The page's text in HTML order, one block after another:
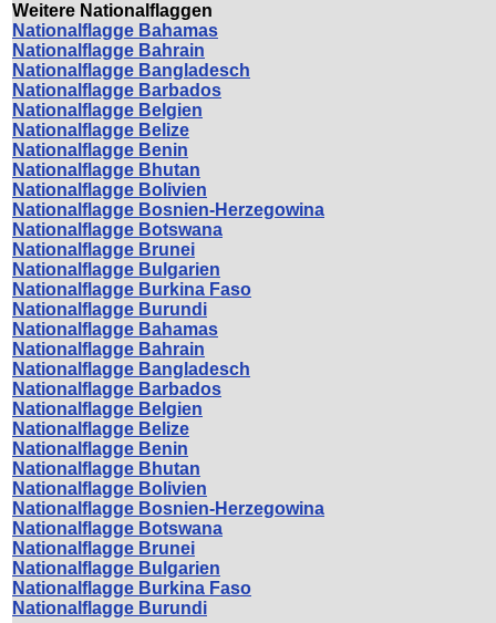
Weitere Nationalflaggen
Nationalflagge Bahamas
Nationalflagge Bahrain
Nationalflagge Bangladesch
Nationalflagge Barbados
Nationalflagge Belgien
Nationalflagge Belize
Nationalflagge Benin
Nationalflagge Bhutan
Nationalflagge Bolivien
Nationalflagge Bosnien-Herzegowina
Nationalflagge Botswana
Nationalflagge Brunei
Nationalflagge Bulgarien
Nationalflagge Burkina Faso
Nationalflagge Burundi
Nationalflagge Bahamas
Nationalflagge Bahrain
Nationalflagge Bangladesch
Nationalflagge Barbados
Nationalflagge Belgien
Nationalflagge Belize
Nationalflagge Benin
Nationalflagge Bhutan
Nationalflagge Bolivien
Nationalflagge Bosnien-Herzegowina
Nationalflagge Botswana
Nationalflagge Brunei
Nationalflagge Bulgarien
Nationalflagge Burkina Faso
Nationalflagge Burundi